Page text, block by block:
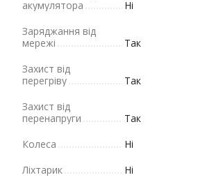
акумулятора
Ні
Заряджання від
мережі
Так
Захист від
перегріву
Так
Захист від
перенапруги
Так
Колеса
Ні
Ліхтарик
Ні